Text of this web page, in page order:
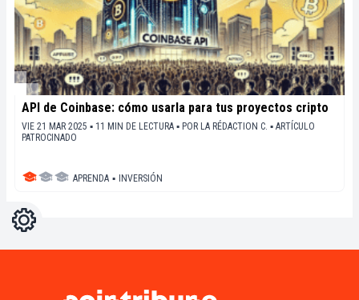
API de Coinbase: cómo usarla para tus proyectos cripto
VIE 21 MAR 2025 ▪ 11 MIN DE LECTURA ▪ POR LA RÉDACTION C. ▪ ARTÍCULO
PATROCINADO
APRENDA ▪ INVERSIÓN
Ajustes